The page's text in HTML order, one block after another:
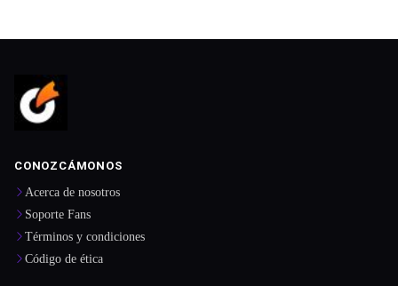
CONOZCÁMONOS
Acerca de nosotros
Soporte Fans
Términos y condiciones
Código de ética